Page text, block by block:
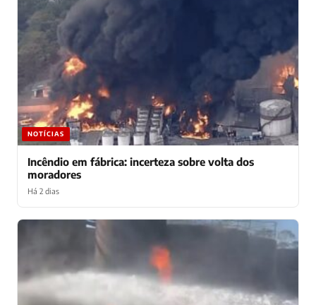
NOTÍCIAS
Incêndio em fábrica: incerteza sobre volta dos
moradores
Há 2 dias